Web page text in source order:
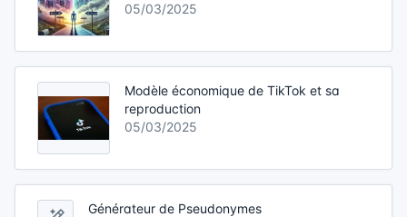
05/03/2025
Modèle économique de TikTok et sa
reproduction
05/03/2025
Générateur de Pseudonymes